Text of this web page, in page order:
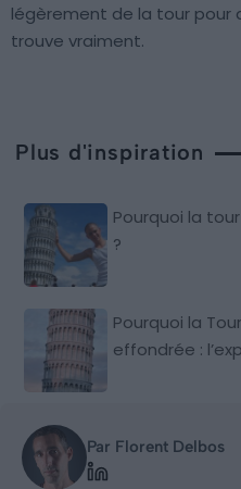
légèrement de la tour pour
trouve vraiment.
Plus d'inspiration
Pourquoi la
?
Pourquoi la
effondrée :
Par Florent Delbos